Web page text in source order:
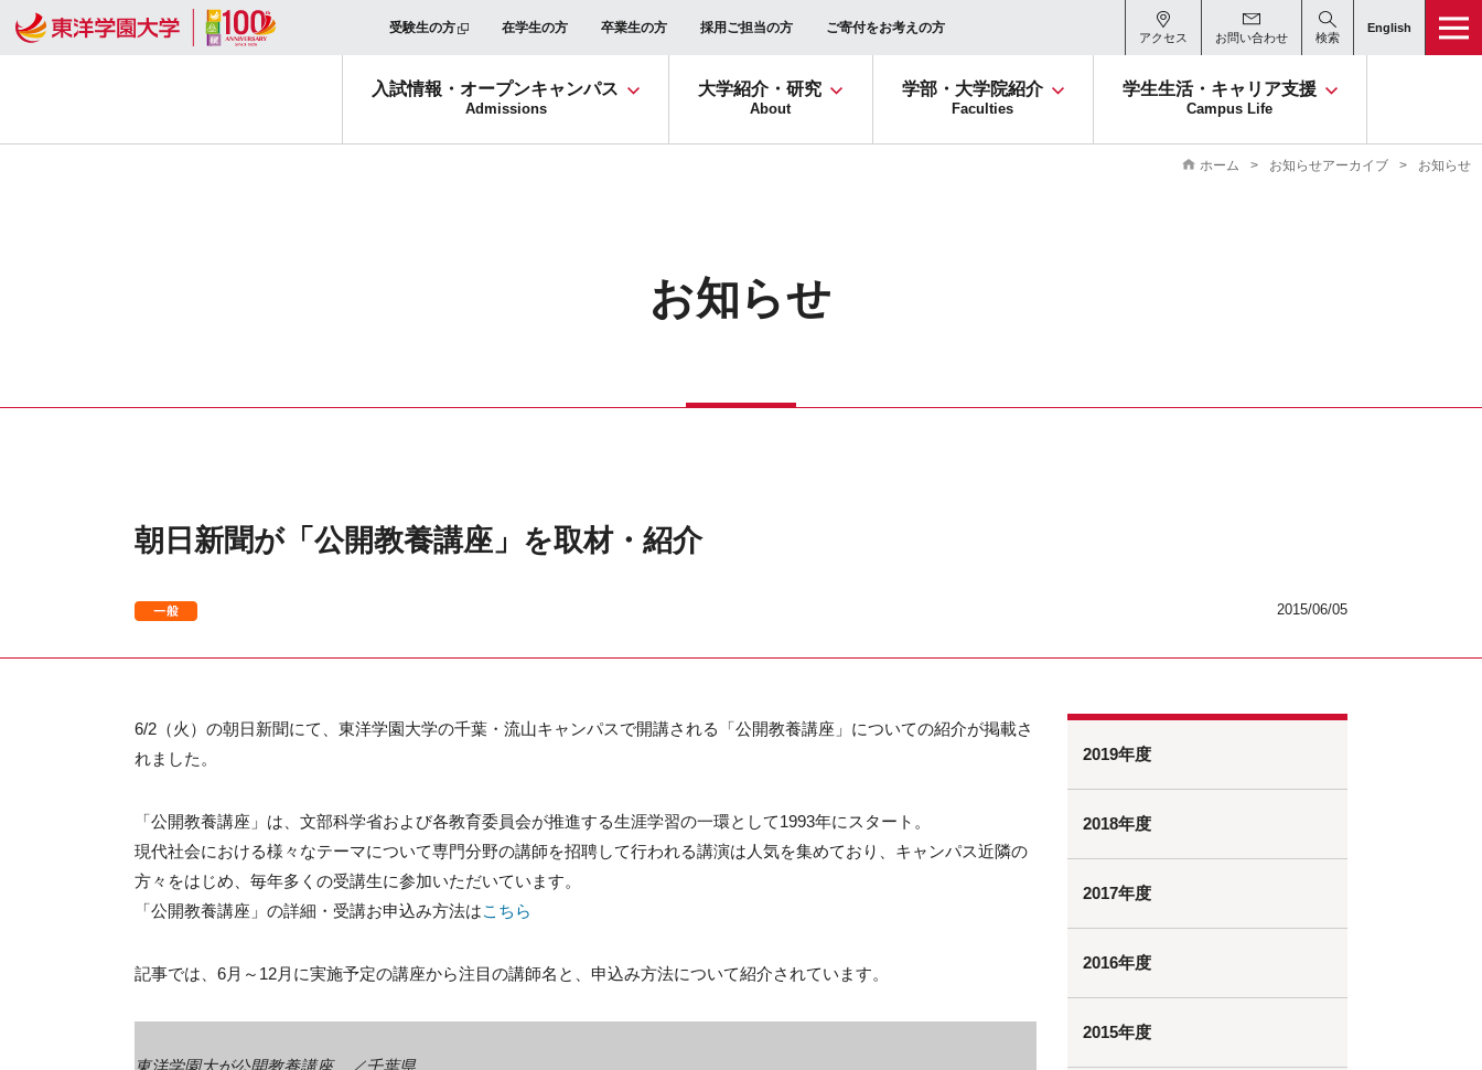
受験生の方 在学生の方 卒業生の方 採用ご担当の方 ご寄付をお考えの方
アクセス お問い合わせ 検索
English
入試情報・ オープンキャンパス
Admissions
大学紹介・研究
About
学部・大学院紹介
Faculties
学生生活・キャリア支援
Campus Life
ホーム お知らせアーカイブ お知らせ
お知らせ
朝日新聞が「公開教養講座」を取材・紹介
2015/06/05
6/2（火）の朝日新聞にて、東洋学園大学の千葉・流山キャンパスで開講される「公開教養講座」についての紹介が掲載さ
れました。
「公開教養講座」は、文部科学省および各教育委員会が推進する生涯学習の一環として1993年にスタート。
現代社会における様々なテーマについて専門分野の講師を招聘して行われる講演は人気を集めており、キャンパス近隣の
方々をはじめ、毎年多くの受講生に参加いただいています。
「公開教養講座」の詳細・受講お申込み方法はこちら
記事では、6月～12月に実施予定の講座から注目の講師名と、申込み方法について紹介されています。
2019年度
2018年度
2017年度
2016年度
2015年度